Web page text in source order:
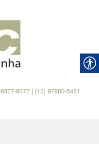
8377 | (13) 97800-5451